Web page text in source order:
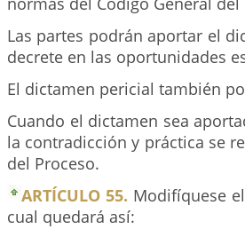
Las partes podrán aportar el
decrete en las oportunidades
El dictamen pericial también
Cuando el dictamen sea
la contradicción y práctica se
del Proceso.
ARTÍCULO 55. Modifíquese
cual quedará así: